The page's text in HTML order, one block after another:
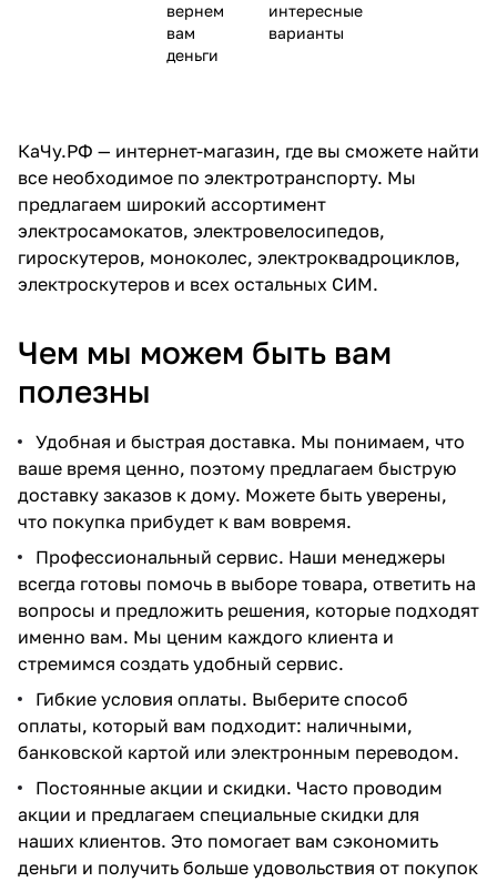
вернем
вам
деньги
интересные
варианты
КаЧу.РФ — интернет-магазин, где вы сможете найти
все необходимое по электротранспорту. Мы
предлагаем широкий ассортимент
электросамокатов, электровелосипедов,
гироскутеров, моноколес, электроквадроциклов,
электроскутеров и всех остальных СИМ.
Чем мы можем быть вам
полезны
Удобная и быстрая доставка. Мы понимаем, что
ваше время ценно, поэтому предлагаем быструю
доставку заказов к дому. Можете быть уверены,
что покупка прибудет к вам вовремя.
Профессиональный сервис. Наши менеджеры
всегда готовы помочь в выборе товара, ответить на
вопросы и предложить решения, которые подходят
именно вам. Мы ценим каждого клиента и
стремимся создать удобный сервис.
Гибкие условия оплаты. Выберите способ
оплаты, который вам подходит: наличными,
банковской картой или электронным переводом.
Постоянные акции и скидки. Часто проводим
акции и предлагаем специальные скидки для
наших клиентов. Это помогает вам сэкономить
деньги и получить больше удовольствия от покупок